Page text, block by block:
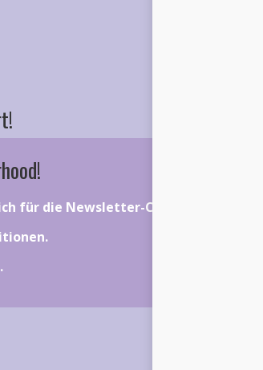
für die Newsletter-Community gelten.